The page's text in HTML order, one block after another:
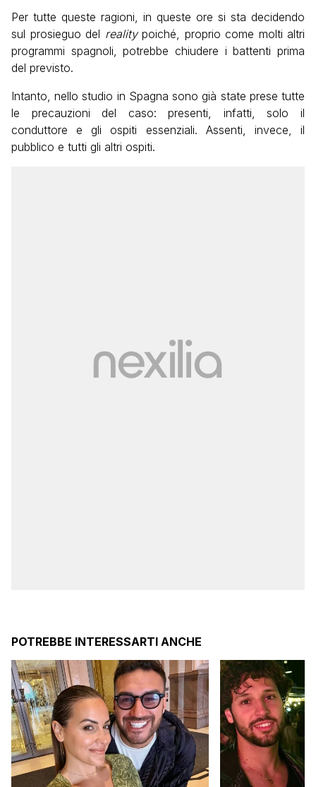
Per tutte queste ragioni, in queste ore si sta decidendo
sul prosieguo del realitypoiché, proprio come molti altri
programmi spagnoli, potrebbe chiudere i battenti prima
del previsto.
Intanto, nello studio in Spagna sono già state prese tutte
le precauzioni del caso: presenti, infatti, solo il
conduttore e gli ospiti essenziali. Assenti, invece, il
pubblico e tutti gli altri ospiti.
POTREBBE INTERESSARTI ANCHE